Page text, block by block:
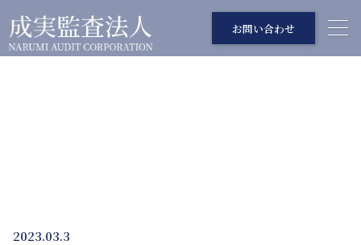
お問い合わせ
2023.03.3